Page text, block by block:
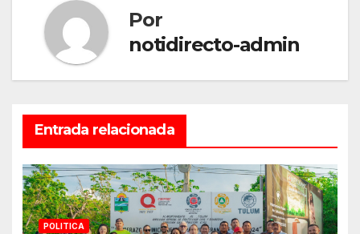
Por
notidirecto-admin
Entrada relacionada
POLITICA